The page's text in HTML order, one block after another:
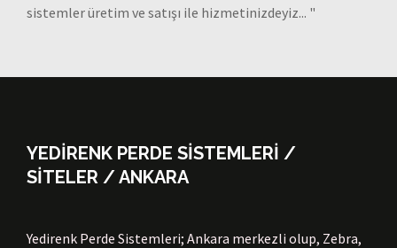
sistemler üretim ve satışı ile hizmetinizdeyiz... "
YEDİRENK PERDE SİSTEMLERİ /
SİTELER / ANKARA
Yedirenk Perde Sistemleri; Ankara merkezli olup, Zebra,